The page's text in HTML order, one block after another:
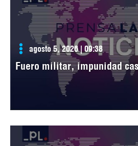
agosto 5, 2026 | 09:38
Fuero militar, impunidad